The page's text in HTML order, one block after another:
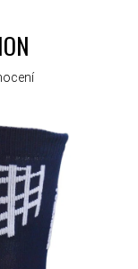
z 5 hvězdiček.